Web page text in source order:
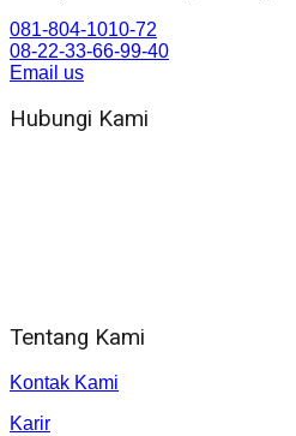
081-804-1010-72
08-22-33-66-99-40
Email us
Hubungi Kami
Tentang Kami
Kontak Kami
Karir